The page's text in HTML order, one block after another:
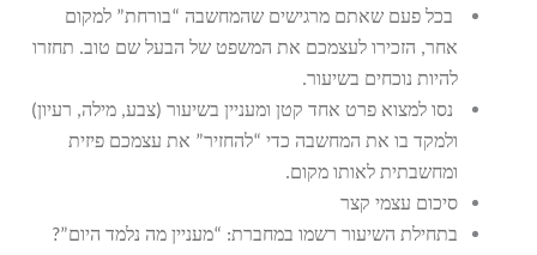
בכל פעם שאתם מרגישים שהמחשבה “בורחת” למקום
אחר, הזכירו לעצמכם את המשפט של הבעל שם טוב. תחזרו
להיות נוכחים בשיעור.
נסו למצוא פרט אחד קטן ומעניין בשיעור (צבע, מילה, רעיון)
ולמקד בו את המחשבה כדי “להחזיר” את עצמכם פיזית
ומחשבתית לאותו מקום.
סיכום עצמי קצר
בתחילת השיעור רשמו במחברת: “מעניין מה נלמד היום”?